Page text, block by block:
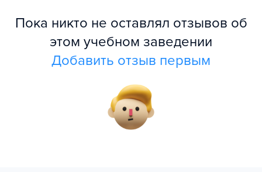
Пока никто не оставлял отзывов об
этом учебном заведении
Добавить отзыв первым